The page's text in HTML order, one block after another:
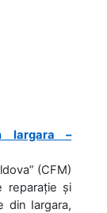
Iargara –
(CFM)
reparație și
din Iargara,